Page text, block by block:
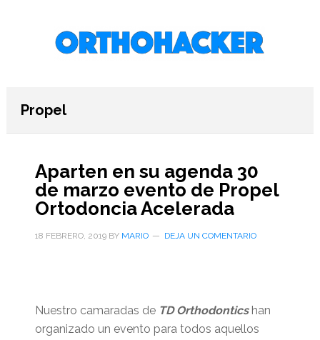
primariaPropel
Aparten en su agenda 30
de marzo evento de Propel
Ortodoncia Acelerada
18 FEBRERO, 2019BY MARIO DEJA UN COMENTARIO
Nuestro camaradas de TD Orthodonticshan
organizado un evento para todos aquellos